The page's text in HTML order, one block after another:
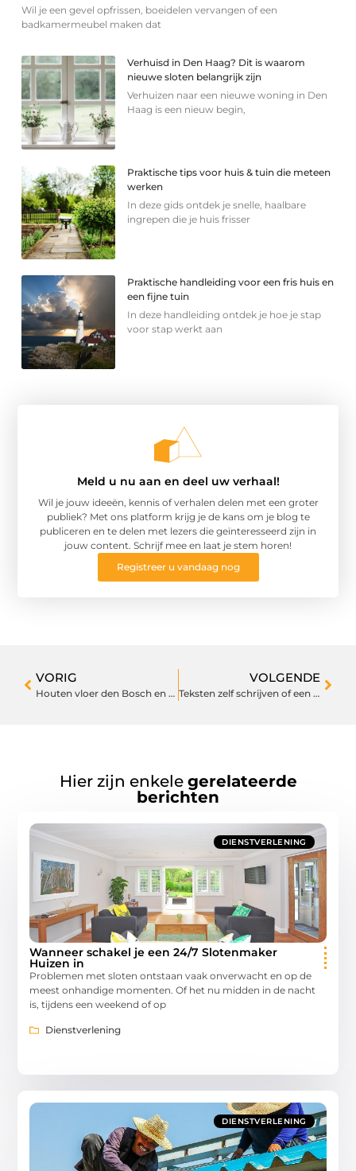
Wil je een gevel opfrissen, boeidelen vervangen of een
badkamermeubel maken dat
Verhuisd in Den Haag? Dit is waarom
nieuwe sloten belangrijk zijn
Verhuizen naar een nieuwe woning in Den
Haag is een nieuw begin,
Praktische tips voor huis & tuin die meteen
werken
In deze gids ontdek je snelle, haalbare
ingrepen die je huis frisser
Praktische handleiding voor een fris huis en
een fijne tuin
In deze handleiding ontdek je hoe je stap
voor stap werkt aan
Meld u nu aan en deel uw verhaal!
Wil je jouw ideeën, kennis of verhalen delen met een groter
publiek? Met ons platform krijg je de kans om je blog te
publiceren en te delen met lezers die geïnteresseerd zijn in
jouw content. Schrijf mee en laat je stem horen!
Registreer u vandaag nog
VORIG
Houten vloer den Bosch en de voordelen
VOLGENDE
Teksten zelf schrijven of een tesktschrijver inschakelen?
Hier zijn enkele gerelateerde
berichten
DIENSTVERLENING
Wanneer schakel je een 24/7 Slotenmaker
Huizen in
Problemen met sloten ontstaan vaak onverwacht en op de
meest onhandige momenten. Of het nu midden in de nacht
is, tijdens een weekend of op
Dienstverlening
DIENSTVERLENING